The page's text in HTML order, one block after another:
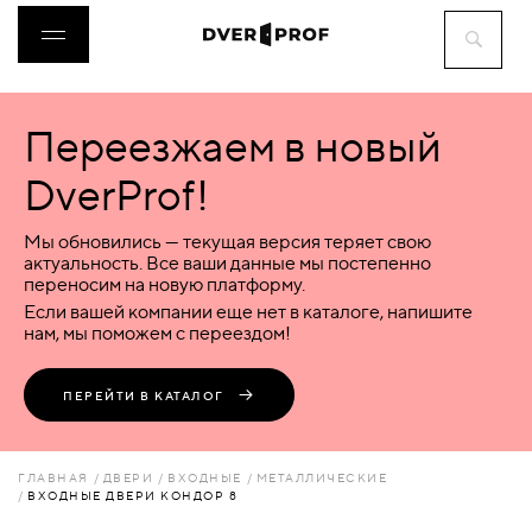
ДВЕРИ
ФУРНИТУРА
ВОРОТА
ПЕРЕГОРОДКИ
Переезжаем в новый
DverProf!
Мы обновились — текущая версия теряет свою
актуальность. Все ваши данные мы постепенно
переносим на новую платформу.
Если вашей компании еще нет в каталоге, напишите
нам, мы поможем с переездом!
ПЕРЕЙТИ В КАТАЛОГ
ГЛАВНАЯ ДВЕРИ ВХОДНЫЕ
МЕТАЛЛИЧЕСКИЕ
ВХОДНЫЕ ДВЕРИ КОНДОР 8